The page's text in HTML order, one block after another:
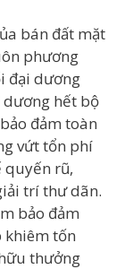
bán đất mặt
phương
đại dương
dương hết bộ
đảm toàn
vứt tổn phí
quyến rũ,
trí thư dãn.
bảo đảm
khiêm tốn
thưởng